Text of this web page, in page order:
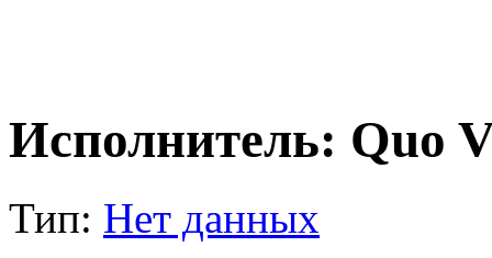
Исполнитель: Quo
Тип: Нет данных